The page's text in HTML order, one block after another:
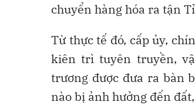
chuyển hàng hóa ra tận
Từ thực tế đó, cấp ủy,
kiên trì tuyên truyền,
trương được đưa ra bàn
nào bị ảnh hưởng đến